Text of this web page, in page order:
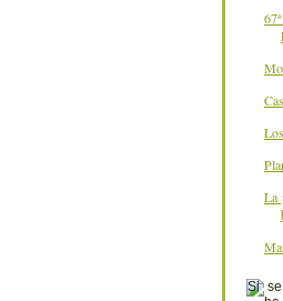
La